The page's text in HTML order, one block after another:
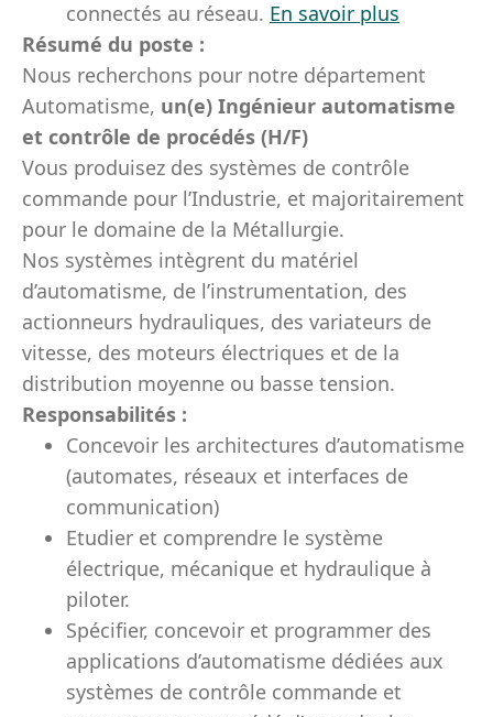
connectés au réseau. En savoir plus
Résumé du poste :
Nous recherchons pour notre département
Automatisme, un(e) Ingénieur automatisme
et contrôle de procédés (H/F)
Vous produisez des systèmes de contrôle
commande pour l’Industrie, et majoritairement
pour le domaine de la Métallurgie.
Nos systèmes intègrent du matériel
d’automatisme, de l’instrumentation, des
actionneurs hydrauliques, des variateurs de
vitesse, des moteurs électriques et de la
distribution moyenne ou basse tension.
Responsabilités :
Concevoir les architectures d’automatisme
(automates, réseaux et interfaces de
communication)
Etudier et comprendre le système
électrique, mécanique et hydraulique à
piloter.
Spécifier, concevoir et programmer des
applications d’automatisme dédiées aux
systèmes de contrôle commande et